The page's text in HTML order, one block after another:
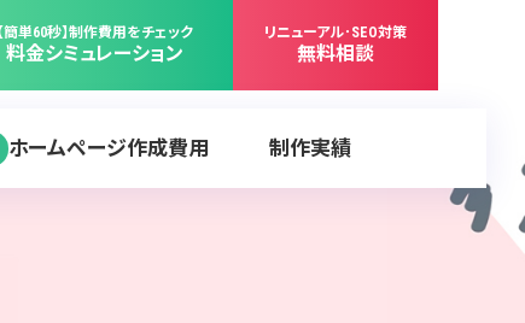
【簡単60秒】制作費用をチェック
料金シミュレーション
リニューアル･SEO対策
無料相談
ホームページ作成費用 制作実績